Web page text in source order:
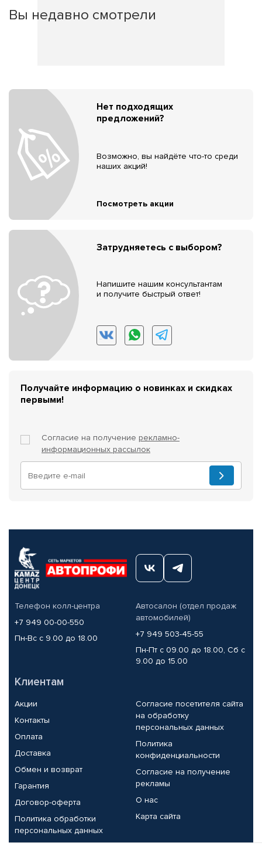
Вы недавно смотрели
Нет подходящих
предложений?
Возможно, вы найдёте что-то среди
наших акций!
Посмотреть акции
Затрудняетесь с выбором?
Напишите нашим консультантам
и получите быстрый ответ!
Получайте информацию о новинках и скидках
первыми!
Согласие на получение рекламно-
информационных рассылок
Телефон колл-центра
+7 949 00-00-550
Пн-Вс с 9.00 до 18.00
Автосалон (отдел продаж
автомобилей)
+7 949 503-45-55
Пн-Пт с 09.00 до 18.00, Сб с
9.00 до 15.00
Клиентам
Акции
Контакты
Оплата
Доставка
Обмен и возврат
Гарантия
Договор-оферта
Политика обработки
персональных данных
Согласие посетителя сайта
на обработку
персональных данных
Политика
конфиденциальности
Согласие на получение
рекламы
О нас
Карта сайта